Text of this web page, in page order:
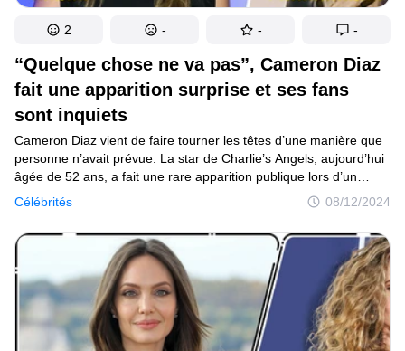
“Quelque chose ne va pas”, Cameron Diaz
fait une apparition surprise et ses fans
sont inquiets
Célébrités 08/12/2024
Cameron Diaz vient de faire tourner les têtes d’une manière que
personne n’avait prévue. La star de Charlie’s Angels, aujourd’hui
âgée de 52 ans, a fait une rare apparition publique lors d’un
grand événement après près d’une décennie d’absence sur
la scène hollywoodienne, et les fans sont sous le choc. Son look
a divisé les gens : s’agissait-il d’un retour à couper le souffle
ou de quelque chose de totalement inattendu ? Les internautes
n’arrêtent pas de parler, et tu dois voir ces photos de tes propres
yeux.
2 - - -